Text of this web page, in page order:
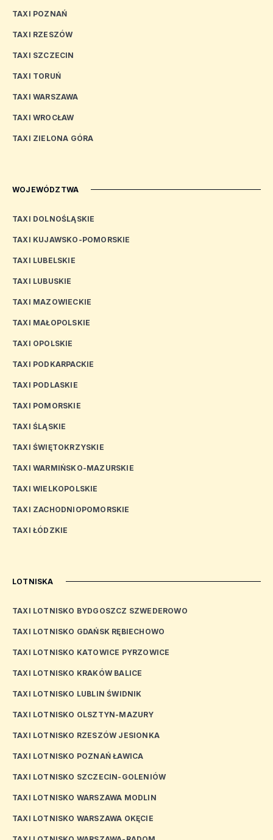
TAXI POZNAŃ
TAXI RZESZÓW
TAXI SZCZECIN
TAXI TORUŃ
TAXI WARSZAWA
TAXI WROCŁAW
TAXI ZIELONA GÓRA
WOJEWÓDZTWA
TAXI DOLNOŚLĄSKIE
TAXI KUJAWSKO-POMORSKIE
TAXI LUBELSKIE
TAXI LUBUSKIE
TAXI MAZOWIECKIE
TAXI MAŁOPOLSKIE
TAXI OPOLSKIE
TAXI PODKARPACKIE
TAXI PODLASKIE
TAXI POMORSKIE
TAXI ŚLĄSKIE
TAXI ŚWIĘTOKRZYSKIE
TAXI WARMIŃSKO-MAZURSKIE
TAXI WIELKOPOLSKIE
TAXI ZACHODNIOPOMORSKIE
TAXI ŁÓDZKIE
LOTNISKA
TAXI LOTNISKO BYDGOSZCZ SZWEDEROWO
TAXI LOTNISKO GDAŃSK RĘBIECHOWO
TAXI LOTNISKO KATOWICE PYRZOWICE
TAXI LOTNISKO KRAKÓW BALICE
TAXI LOTNISKO LUBLIN ŚWIDNIK
TAXI LOTNISKO OLSZTYN-MAZURY
TAXI LOTNISKO RZESZÓW JESIONKA
TAXI LOTNISKO POZNAŃ ŁAWICA
TAXI LOTNISKO SZCZECIN-GOLENIÓW
TAXI LOTNISKO WARSZAWA MODLIN
TAXI LOTNISKO WARSZAWA OKĘCIE